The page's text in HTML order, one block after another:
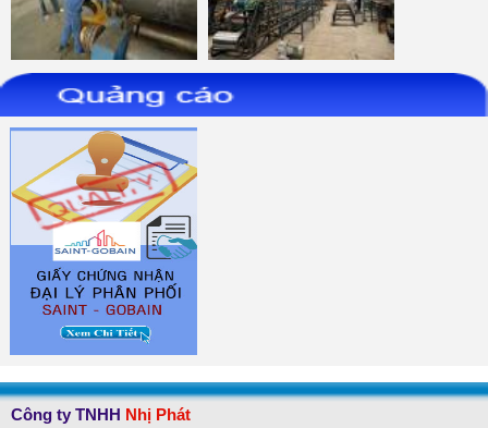
Da-mai-INOX--AS30S-
125x6x22.23-Osborn
Nham-xep-nhua-chup-75mm-
Norton-Expert
Công ty TNHH Nhị Phát